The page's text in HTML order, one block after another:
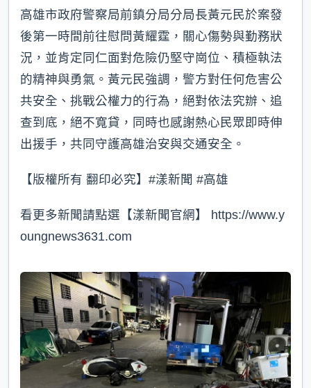
高雄市政府警察局前鎮分局分局長黃元民於案發
後第一時間前往慰問黃耀霆，關心傷勢與勤務狀
況，並肯定同仁面對危險仍堅守崗位、積極執法
的精神與勇氣。黃元民強調，警方對任何危害公
共安全、挑戰公權力的行為，絕對依法究辦、追
查到底，絕不寬貸，同時也感謝熱心民眾即時伸
出援手，共同守護高雄治安與交通安全。
【版權所有 翻印必究】#漾新聞 #高雄
看更多新聞請點選【漾新聞官網】 https://www.y
oungnews3631.com⁠